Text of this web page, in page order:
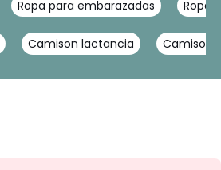
Ropa para embarazadas Ropa
Camison lactancia Camison